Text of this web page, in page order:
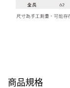
商品規格